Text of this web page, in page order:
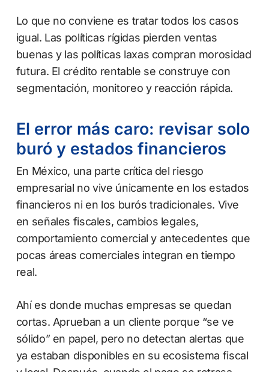
Lo que no conviene es tratar todos los casos
igual. Las políticas rígidas pierden ventas
buenas y las políticas laxas compran morosidad
futura. El crédito rentable se construye con
segmentación, monitoreo y reacción rápida.
El error más caro: revisar solo
buró y estados financieros
En México, una parte crítica del riesgo
empresarial no vive únicamente en los estados
financieros ni en los burós tradicionales. Vive
en señales fiscales, cambios legales,
comportamiento comercial y antecedentes que
pocas áreas comerciales integran en tiempo
real.
Ahí es donde muchas empresas se quedan
cortas. Aprueban a un cliente porque “se ve
sólido” en papel, pero no detectan alertas que
ya estaban disponibles en su ecosistema fiscal